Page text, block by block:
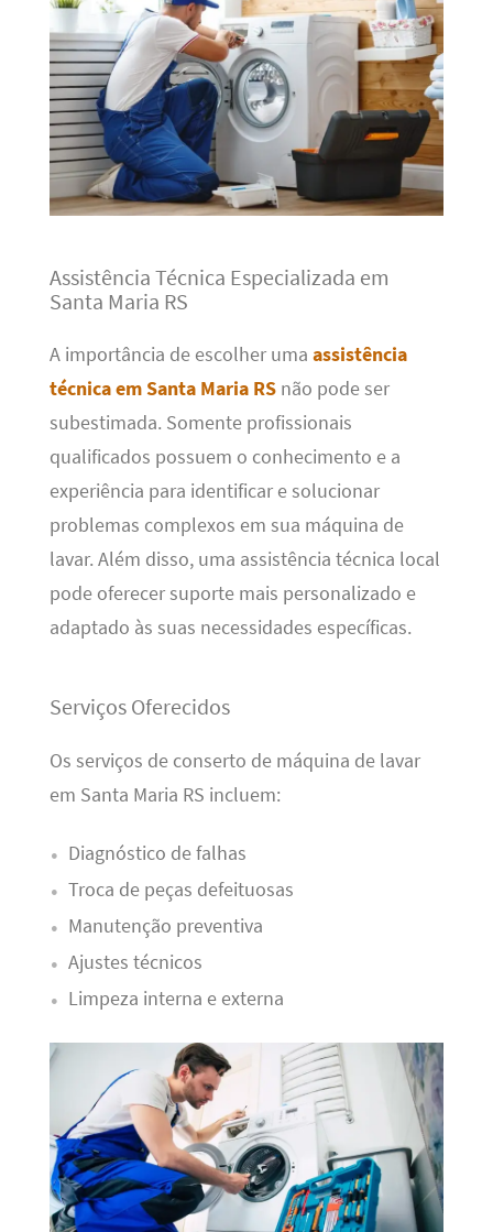
Assistência Técnica Especializada em
Santa Maria RS
A importância de escolher uma assistência
técnica em Santa Maria RSnão pode ser
subestimada. Somente profissionais
qualificados possuem o conhecimento e a
experiência para identificar e solucionar
problemas complexos em sua máquina de
lavar. Além disso, uma assistência técnica local
pode oferecer suporte mais personalizado e
adaptado às suas necessidades específicas.
Serviços Oferecidos
Os serviços de conserto de máquina de lavar
em Santa Maria RS incluem:
Diagnóstico de falhas
Troca de peças defeituosas
Manutenção preventiva
Ajustes técnicos
Limpeza interna e externa